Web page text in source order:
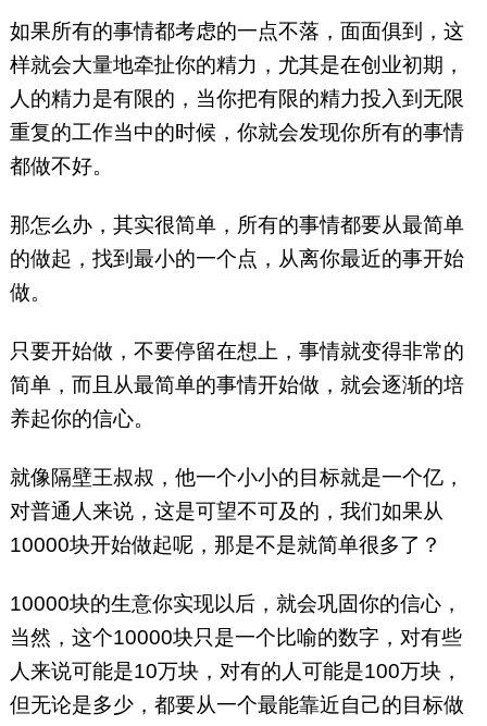
如果所有的事情都考虑的一点不落，面面俱到，这
样就会大量地牵扯你的精力，尤其是在创业初期，
人的精力是有限的，当你把有限的精力投入到无限
重复的工作当中的时候，你就会发现你所有的事情
都做不好。
那怎么办，其实很简单，所有的事情都要从最简单
的做起，找到最小的一个点，从离你最近的事开始
做。
只要开始做，不要停留在想上，事情就变得非常的
简单，而且从最简单的事情开始做，就会逐渐的培
养起你的信心。
就像隔壁王叔叔，他一个小小的目标就是一个亿，
对普通人来说，这是可望不可及的，我们如果从
10000块开始做起呢，那是不是就简单很多了？
10000块的生意你实现以后，就会巩固你的信心，
当然，这个10000块只是一个比喻的数字，对有些
人来说可能是10万块，对有的人可能是100万块，
但无论是多少，都要从一个最能靠近自己的目标做